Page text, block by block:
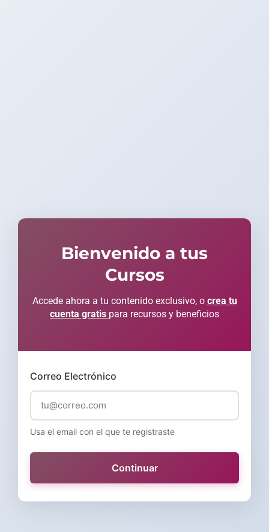
Bienvenido a tus
Cursos
Accede ahora a tu contenido exclusivo, o crea tu
cuenta gratis para recursos y beneficios
Correo Electrónico
Usa el email con el que te registraste
Continuar